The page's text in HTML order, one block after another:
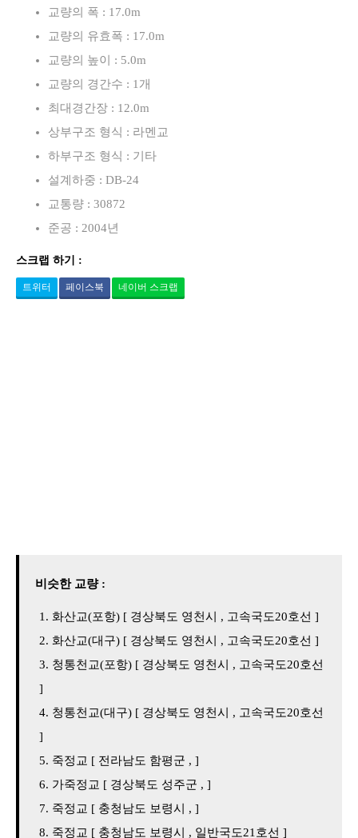
교량의 폭 : 17.0m
교량의 유효폭 : 17.0m
교량의 높이 : 5.0m
교량의 경간수 : 1개
최대경간장 : 12.0m
상부구조 형식 : 라멘교
하부구조 형식 : 기타
설계하중 : DB-24
교통량 : 30872
준공 : 2004년
스크랩 하기 :
트위터 페이스북 네이버 스크랩
비슷한 교량 :
화산교(포항) [ 경상북도 영천시 , 고속국도20호선 ]
화산교(대구) [ 경상북도 영천시 , 고속국도20호선 ]
청통천교(포항) [ 경상북도 영천시 , 고속국도20호선
]
청통천교(대구) [ 경상북도 영천시 , 고속국도20호선
]
죽정교 [ 전라남도 함평군 , ]
가죽정교 [ 경상북도 성주군 , ]
죽정교 [ 충청남도 보령시 , ]
죽정교 [ 충청남도 보령시 , 일반국도21호선 ]